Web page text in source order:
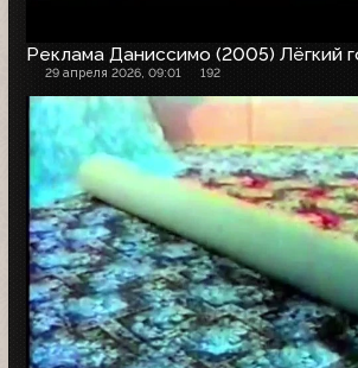
Реклама Даниссимо (2005) Лёгкий
29 апреля 2026, 09:01 192